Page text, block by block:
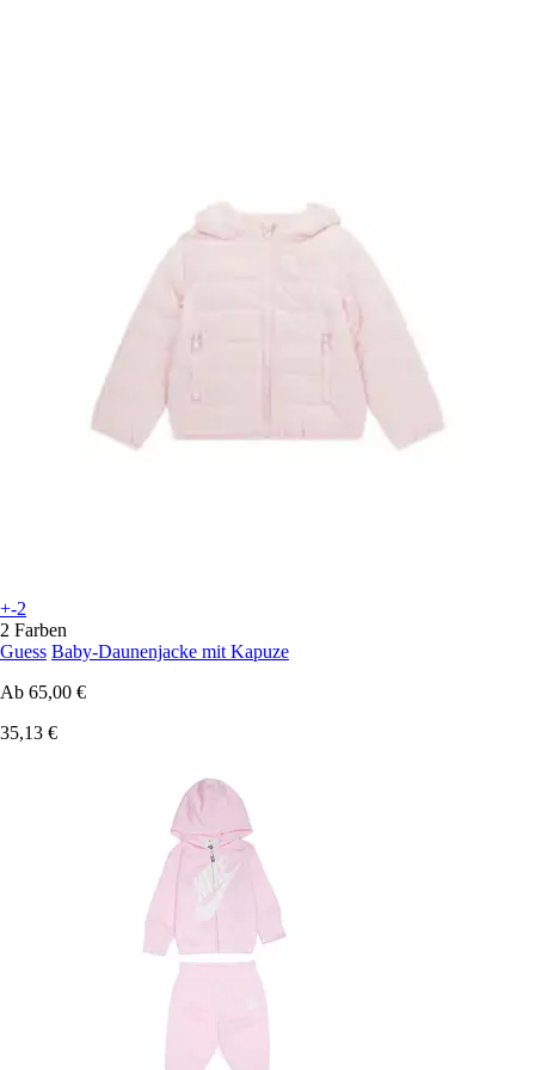
+-2
2 Farben
Guess Baby-Daunenjacke mit Kapuze
Ab 65,00 €
35,13 €